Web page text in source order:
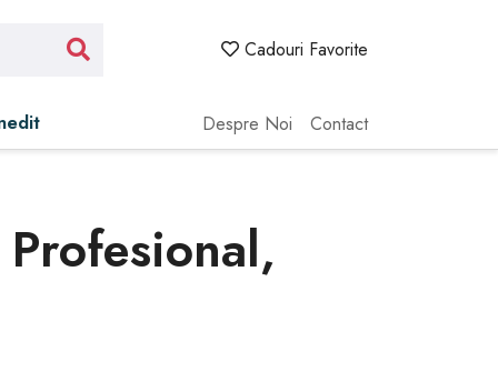
Cadouri Favorite
Despre Noi Contact